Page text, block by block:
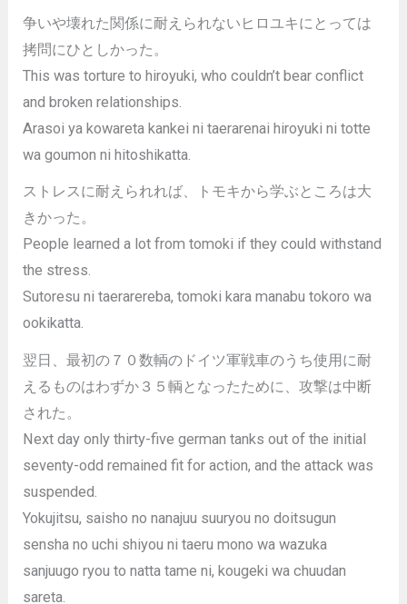
争いや壊れた関係に耐えられないヒロユキにとっては
拷問にひとしかった。
This was torture to hiroyuki, who couldn’t bear conflict
and broken relationships.
Arasoi ya kowareta kankei ni taerarenai hiroyuki ni totte
wa goumon ni hitoshikatta.
ストレスに耐えられれば、トモキから学ぶところは大
きかった。
People learned a lot from tomoki if they could withstand
the stress.
Sutoresu ni taerarereba, tomoki kara manabu tokoro wa
ookikatta.
翌日、最初の７０数輌のドイツ軍戦車のうち使用に耐
えるものはわずか３５輌となったために、攻撃は中断
された。
Next day only thirty-five german tanks out of the initial
seventy-odd remained fit for action, and the attack was
suspended.
Yokujitsu, saisho no nanajuu suuryou no doitsugun
sensha no uchi shiyou ni taeru mono wa wazuka
sanjuugo ryou to natta tame ni, kougeki wa chuudan
sareta.